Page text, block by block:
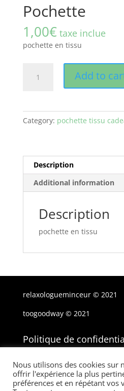
Pochette
1,00€ taxe inclue
pochette en tissu
quantity
Add to
Category: pochette tissu
Description
Additional information
Description
pochette en tissu
relaxologueminceur © 2021
toogoodway © 2021
Politique de
CGV
Nous utilisons des cookies sur
offrir l'expérience la plus
préférences et en répétant vos